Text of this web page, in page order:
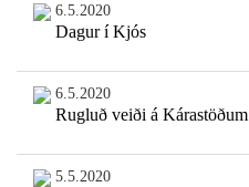
6.5.2020
Dagur í Kjós
6.5.2020
Rugluð veiði á Kárastöðum
5.5.2020